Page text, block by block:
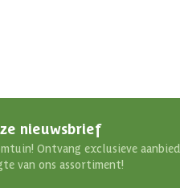
nieuwsbrief
Ontvang exclusieve
van ons assortiment!